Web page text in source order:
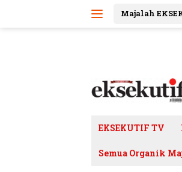
Majalah
EKSEKUTIF TV
Semua Organik